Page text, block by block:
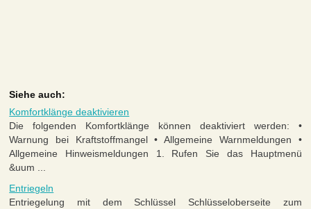
Siehe auch:
Komfortklänge deaktivieren
Die folgenden Komfortklänge können deaktiviert werden: •
Warnung bei Kraftstoffmangel • Allgemeine Warnmeldungen •
Allgemeine Hinweismeldungen 1. Rufen Sie das Hauptmenü
&uum ...
Entriegeln
Entriegelung mit dem Schlüssel Schlüsseloberseite zum